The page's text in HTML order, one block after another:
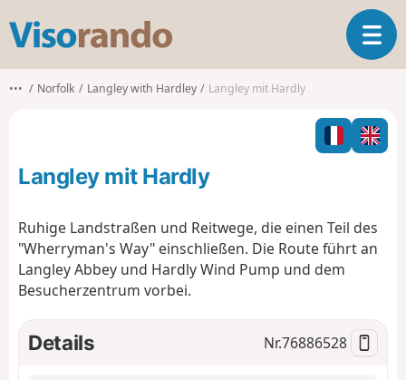
s
o
o
T
o
l
e
n
g
a
n
••• Norfolk Langley with Hardley Langley mit Hardly
Langley mit Hardly
Ruhige Landstraßen und Reitwege, die einen Teil des
"Wherryman's Way" einschließen. Die Route führt an
Langley Abbey und Hardly Wind Pump und dem
Besucherzentrum vorbei.
Details Nr.76886528